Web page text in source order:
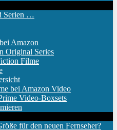
Serien …
Amazon
Original Series
Filme
bei Amazon Video
Video-Boxsets
für den neuen Fernseher?